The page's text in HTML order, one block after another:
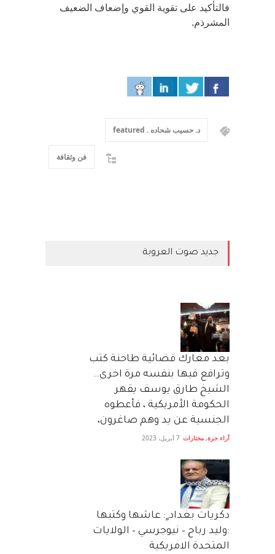
فالتأكيد على تقوية القوي وإضعاف الضعيف
المشرذم.
د. حسيب شحاده . featured
فن وثقافة
جديد صوت العروبة
بعد معارك قضائية طاحنة كتب
وترافع فيها بنفسه مرة اخرى..
الشيخ طارق يوسف يقهر
الحكومة الأمريكية ، فأعطوه
الجنسية عن يد وهم صاغرون،
آراء حرة, مختارات 7 أبريل، 2023
دكريات بغداد ٍ: عاشها وكتبها
:وليد رباح – نيوجرسي – الولايات
المتحدة الامريكية